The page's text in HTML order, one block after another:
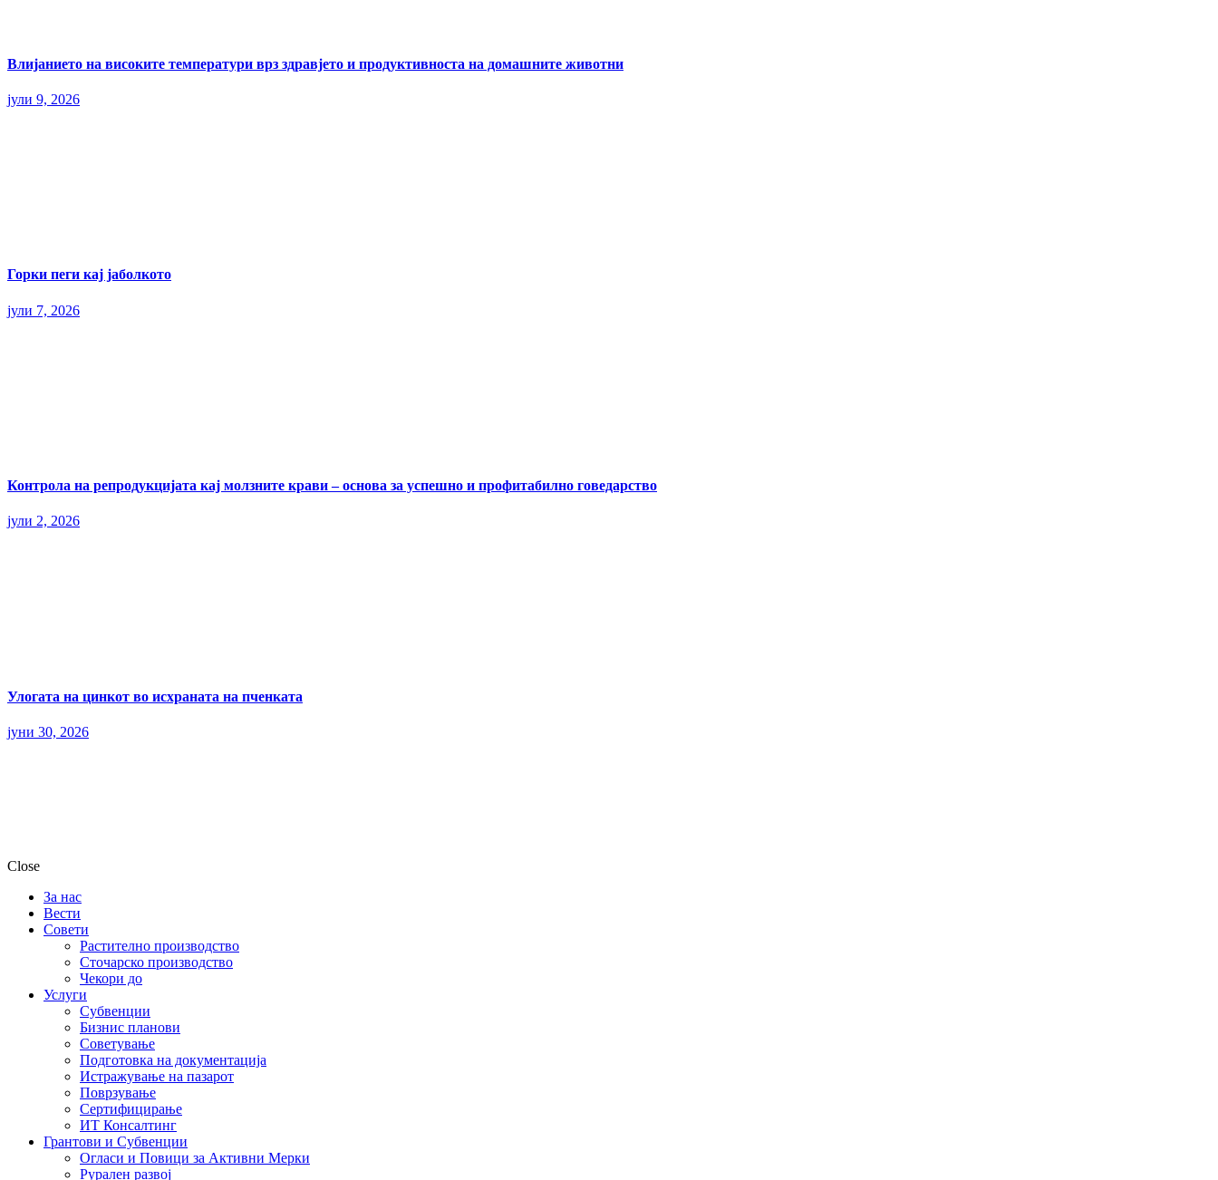
Влијанието на високите температури врз здравјето и продуктивноста на домашните животни
јули 9, 2026
Горки пеги кај јаболкото
јули 7, 2026
Контрола на репродукцијата кај молзните крави – основа за успешно и профитабилно говедарство
јули 2, 2026
Улогата на цинкот во исхраната на пченката
јуни 30, 2026
Close
За нас
Вести
Совети
Растително производство
Сточарско производство
Чекори до
Услуги
Субвенции
Бизнис планови
Советување
Подготовка на документација
Истражување на пазарот
Поврзување
Сертифицирање
ИТ Консалтинг
Грантови и Субвенции
Огласи и Повици за Активни Мерки
Рурален развој